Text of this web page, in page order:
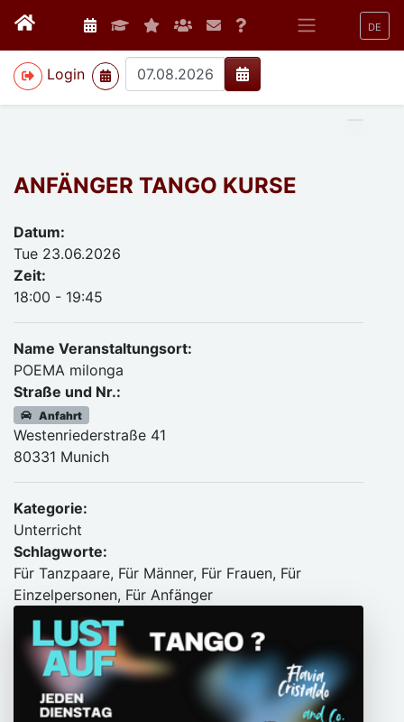
DE
Login
>
ANFÄNGER TANGO KURSE
Datum:
Tue 23.06.2026
Zeit:
18:00 - 19:45
Name Veranstaltungsort:
POEMA milonga
Straße und Nr.:
Anfahrt
Westenriederstraße 41
80331 Munich
Kategorie:
Unterricht
Schlagworte:
Für Tanzpaare, Für Männer, Für Frauen, Für
Einzelpersonen, Für Anfänger